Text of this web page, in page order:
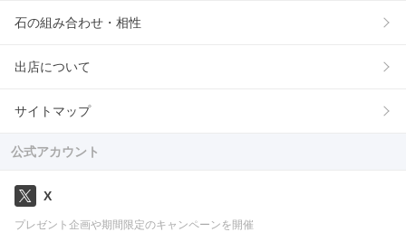
石の組み合わせ・相性
出店について
サイトマップ
公式アカウント
X
プレゼント企画や期間限定のキャンペーンを開催